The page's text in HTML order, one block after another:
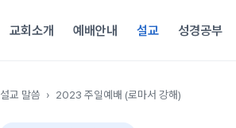
교회소개 예배안내 설교 성경공부
설교 말씀 › 2023 주일예배 (로마서 강해)